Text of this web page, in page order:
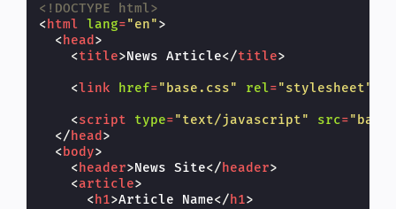
<!DOCTYPE html>
< html lang="en">
< head >
<title>News Article</title>
<link href="base.css" rel="stylesheet"
<script type="text/javascript" src=
</ head >
<body>
< header>News Site</ header>
<article>
< h1>Article Name</ h1>